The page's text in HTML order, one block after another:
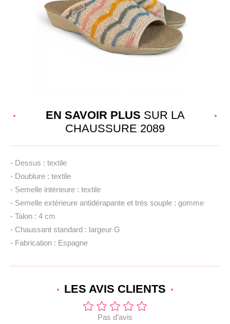
EN SAVOIR PLUS SUR LA
CHAUSSURE 2089
- Dessus : textile
- Doublure : textile
- Semelle intérieure : textile
- Semelle extérieure antidérapante et très souple : gomme
- Talon : 4 cm
- Chaussant standard : largeur G
- Fabrication : Espagne
LES AVIS CLIENTS
Pas d’avis